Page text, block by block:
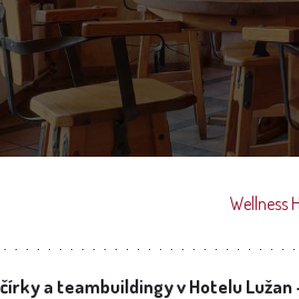
Wellness
a teambuildingy v Hotelu